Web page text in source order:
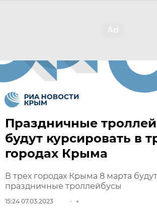
Праздничные
будут курсировать в
городах Крыма
В трех городах Крыма 8 марта
праздничные троллейбусы
15:24 07.03.2023